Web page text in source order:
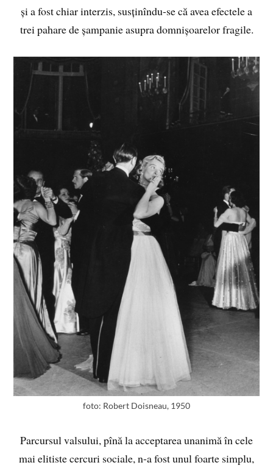
și a fost chiar interzis, susținîndu-se că avea efectele a
trei pahare de șampanie asupra domnișoarelor fragile.
foto: Robert Doisneau, 1950
Parcursul valsului, pînă la acceptarea unanimă în cele
mai elitiste cercuri sociale, n-a fost unul foarte simplu,